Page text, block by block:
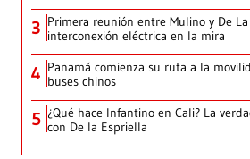
3 Primera reunión entre Mulino y De
interconexión eléctrica en la mira
4 Panamá comienza su ruta a la
buses chinos
5 ¿Qué hace Infantino en Cali? La
con De la Espriella